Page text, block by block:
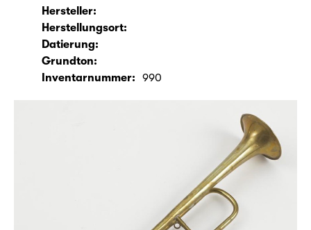
Hersteller:
Herstellungsort:
Datierung:
Grundton:
Inventarnummer:
990